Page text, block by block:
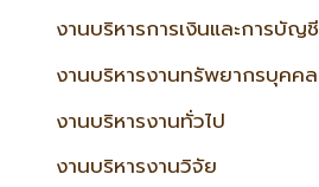
งานบริหารการเงินและการบัญชี
งานบริหารงานทรัพยากรบุคคล
งานบริหารงานทั่วไป
งานบริหารงานวิจัย